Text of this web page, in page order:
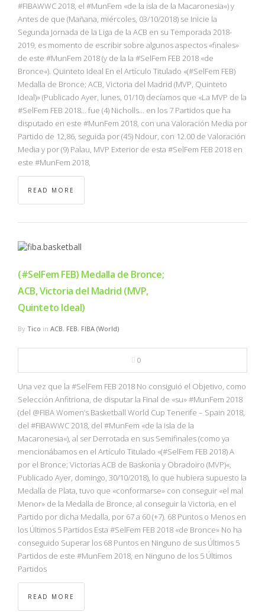
#FIBAWWC 2018, el #MunFem «de la isla de la Macaronesia«) y
Antes de que (Mañana, miércoles, 03/10/2018) se Inicie la
Segunda Jornada de la Liga de la ACB en su Temporada 2018-
2019, es momento de escribir sobre algunos aspectos «finales»
de este #MunFem 2018 (y de la la #SelFem FEB 2018 «de
Bronce«). Quinteto Ideal En el Artículo Titulado «(#SelFem FEB)
Medalla de Bronce; ACB, Victoria del Madrid (MVP, Quinteto
Ideal)» (Publicado Ayer, lunes, 01/10) decíamos que «La MVP de la
#SelFem FEB 2018… fue (4) Nicholls… en los 7 Partidos que ha
disputado en este #MunFem 2018, con una Valoración Media por
Partido de 12,86, seguida por (45) Ndour, con 12.00 de Valoración
Media y por (9) Palau, MVP Exterior de esta #SelFem FEB 2018 en
este #MunFem 2018,
READ MORE
(#SelFem FEB) Medalla de Bronce;
ACB, Victoria del Madrid (MVP,
Quinteto Ideal)
By Tico in ACB, FEB, FIBA (World)
0
Una vez que la #SelFem FEB 2018 No consiguió el Objetivo, como
Selección Anfitriona, de disputar la Final de «su» #MunFem 2018
(del @FIBA Women’s Basketball World Cup Tenerife – Spain 2018,
del #FIBAWWC 2018, del #MunFem «de la isla de la
Macaronesia«), al ser Derrotada en sus Semifinales (como ya
mencionábamos en el Artículo Titulado «(#SelFem FEB 2018) A
por el Bronce; Victorias ACB de Baskonia y Obradoiro (MVP)«,
Publicado Ayer, domingo, 30/10/2018), lo que hubiera supuesto la
Medalla de Plata, tuvo que «conformarse» con conseguir «el mal
Menor» de la Medalla de Bronce, al conseguir la Victoria, en el
Partido por dicha Medalla, por 67 a 60 (+7). 68 Puntos o Menos en
los Últimos 5 Partidos Esta #SelFem FEB 2018 «de Bronce» No ha
conseguido Superar los 68 Puntos en Ninguno de sus Últimos 5
Partidos de este #MunFem 2018, en Ninguno de los 5 Últimos
Partidos
READ MORE